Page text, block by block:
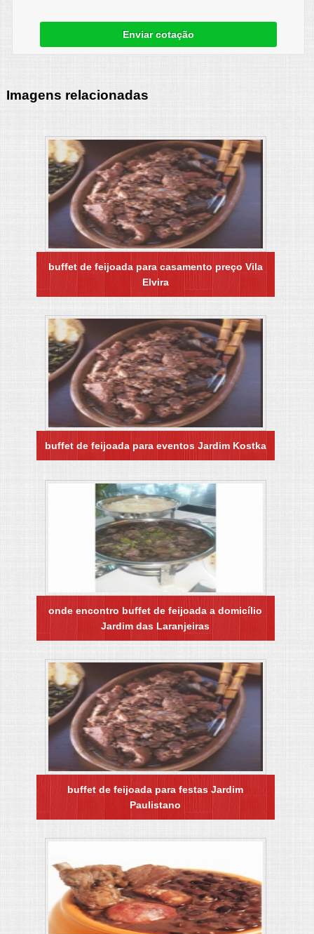
Enviar cotação
Imagens relacionadas
buffet de feijoada para casamento preço Vila
Elvira
buffet de feijoada para eventos Jardim Kostka
onde encontro buffet de feijoada a domicílio
Jardim das Laranjeiras
buffet de feijoada para festas Jardim
Paulistano